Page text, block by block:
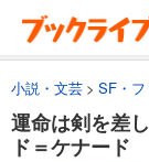
小説・文芸 SF・
運命は剣を差
ド＝ケナード